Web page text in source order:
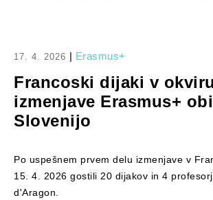
17. 4. 2026 | Erasmus+
Francoski dijaki v okviru
izmenjave Erasmus+
Slovenijo
Po uspešnem prvem delu izmenjave v
15. 4. 2026 gostili 20 dijakov in 4
d'Aragon.